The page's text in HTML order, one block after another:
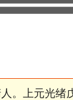
。上元光